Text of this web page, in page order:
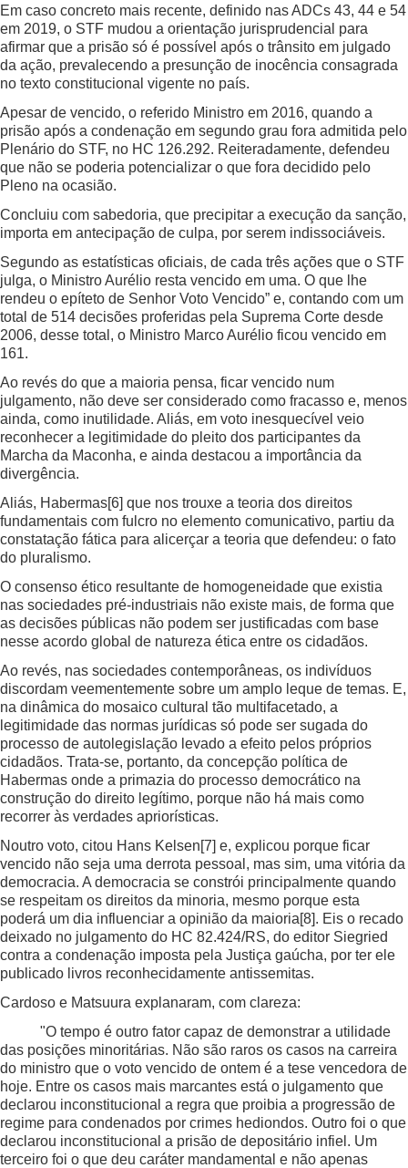
Em caso concreto mais recente, definido nas ADCs 43, 44 e 54
em 2019, o STF mudou a orientação jurisprudencial para
afirmar que a prisão só é possível após o trânsito em julgado
da ação, prevalecendo a presunção de inocência consagrada
no texto constitucional vigente no país.
Apesar de vencido, o referido Ministro em 2016, quando a
prisão após a condenação em segundo grau fora admitida pelo
Plenário do STF, no HC 126.292. Reiteradamente, defendeu
que não se poderia potencializar o que fora decidido pelo
Pleno na ocasião.
Concluiu com sabedoria, que precipitar a execução da sanção,
importa em antecipação de culpa, por serem indissociáveis.
Segundo as estatísticas oficiais, de cada três ações que o STF
julga, o Ministro Aurélio resta vencido em uma. O que lhe
rendeu o epíteto de Senhor Voto Vencido” e, contando com um
total de 514 decisões proferidas pela Suprema Corte desde
2006, desse total, o Ministro Marco Aurélio ficou vencido em
161.
Ao revés do que a maioria pensa, ficar vencido num
julgamento, não deve ser considerado como fracasso e, menos
ainda, como inutilidade. Aliás, em voto inesquecível veio
reconhecer a legitimidade do pleito dos participantes da
Marcha da Maconha, e ainda destacou a importância da
divergência.
Aliás, Habermas[6] que nos trouxe a teoria dos direitos
fundamentais com fulcro no elemento comunicativo, partiu da
constatação fática para alicerçar a teoria que defendeu: o fato
do pluralismo.
O consenso ético resultante de homogeneidade que existia
nas sociedades pré-industriais não existe mais, de forma que
as decisões públicas não podem ser justificadas com base
nesse acordo global de natureza ética entre os cidadãos.
Ao revés, nas sociedades contemporâneas, os indivíduos
discordam veementemente sobre um amplo leque de temas. E,
na dinâmica do mosaico cultural tão multifacetado, a
legitimidade das normas jurídicas só pode ser sugada do
processo de autolegislação levado a efeito pelos próprios
cidadãos. Trata-se, portanto, da concepção política de
Habermas onde a primazia do processo democrático na
construção do direito legítimo, porque não há mais como
recorrer às verdades apriorísticas.
Noutro voto, citou Hans Kelsen[7] e, explicou porque ficar
vencido não seja uma derrota pessoal, mas sim, uma vitória da
democracia. A democracia se constrói principalmente quando
se respeitam os direitos da minoria, mesmo porque esta
poderá um dia influenciar a opinião da maioria[8]. Eis o recado
deixado no julgamento do HC 82.424/RS, do editor Siegried
contra a condenação imposta pela Justiça gaúcha, por ter ele
publicado livros reconhecidamente antissemitas.
Cardoso e Matsuura explanaram, com clareza:
"O tempo é outro fator capaz de demonstrar a utilidade
das posições minoritárias. Não são raros os casos na carreira
do ministro que o voto vencido de ontem é a tese vencedora de
hoje. Entre os casos mais marcantes está o julgamento que
declarou inconstitucional a regra que proibia a progressão de
regime para condenados por crimes hediondos. Outro foi o que
declarou inconstitucional a prisão de depositário infiel. Um
terceiro foi o que deu caráter mandamental e não apenas